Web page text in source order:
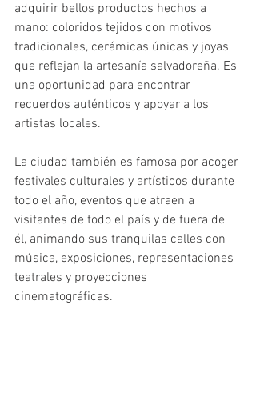
adquirir bellos productos hechos a
mano: coloridos tejidos con motivos
tradicionales, cerámicas únicas y joyas
que reflejan la artesanía salvadoreña. Es
una oportunidad para encontrar
recuerdos auténticos y apoyar a los
artistas locales.
La ciudad también es famosa por acoger
festivales culturales y artísticos durante
todo el año, eventos que atraen a
visitantes de todo el país y de fuera de
él, animando sus tranquilas calles con
música, exposiciones, representaciones
teatrales y proyecciones
cinematográficas.